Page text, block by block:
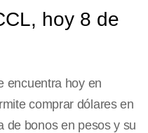
hoy 8 de
encuentra hoy en
comprar dólares en
de bonos en pesos y su